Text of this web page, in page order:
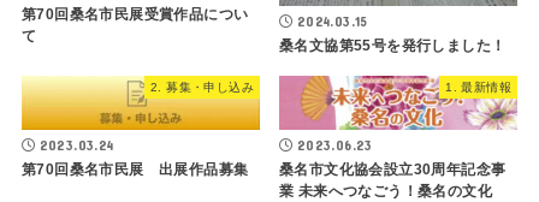
第70回桑名市民展受賞作品につい
て
2024.03.15
桑名文協第55号を発行しました！
2. 募集・申し込み
2023.03.24
第70回桑名市民展 出展作品募集
1. 最新情報
2023.06.23
桑名市文化協会設立30周年記念事
業 未来へつなごう！桑名の文化